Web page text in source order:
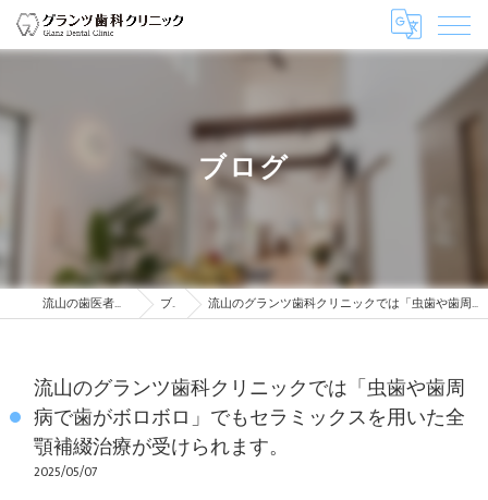
ブログ
流山の歯医者はグランツ歯科クリニック ブログ 流山のグランツ歯科クリニックでは「虫歯や歯周病で歯がボロボロ」でもセラミックスを用いた全顎補綴治療が受けられます。
流山のグランツ歯科クリニックでは「虫歯や歯周
病で歯がボロボロ」でもセラミックスを用いた全
顎補綴治療が受けられます。
2025/05/07